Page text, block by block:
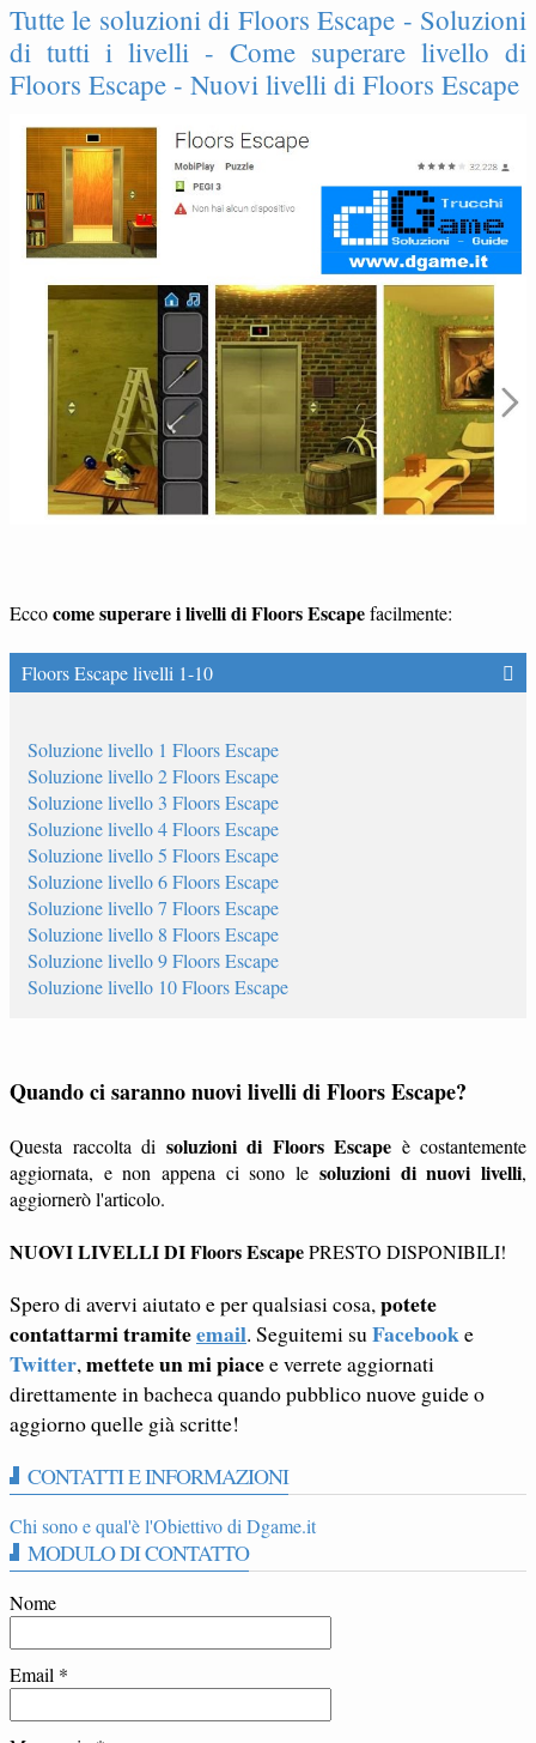
Tutte le soluzioni di Floors Escape - Soluzioni
di tutti i livelli - Come superare livello di
Floors Escape - Nuovi livelli di Floors Escape
Eccocome superare i livelli di Floors Escapefacilmente:
Floors Escape livelli 1-10
Soluzione livello 1 Floors Escape
Soluzione livello 2 Floors Escape
Soluzione livello 3 Floors Escape
Soluzione livello 4 Floors Escape
Soluzione livello 5 Floors Escape
Soluzione livello 6 Floors Escape
Soluzione livello 7 Floors Escape
Soluzione livello 8 Floors Escape
Soluzione livello 9 Floors Escape
Soluzione livello 10 Floors Escape
Quando ci saranno nuovi livelli di Floors Escape?
Questa raccolta di soluzioni di Floors Escape è costantemente
aggiornata, e non appena ci sono le soluzioni di nuovi livelli,
aggiornerò l'articolo.
NUOVI LIVELLI DI Floors EscapePRESTO DISPONIBILI!
Spero di avervi aiutato e per qualsiasi cosa,potete
contattarmi tramiteemail. Seguitemi suFacebooke
Twitter,mettete un mi piacee verrete aggiornati
direttamente in bacheca quando pubblico nuove guide o
aggiorno quelle già scritte!
CONTATTI E INFORMAZIONI
Chi sono e qual'è l'Obiettivo di Dgame.it
MODULO DI CONTATTO
Nome
Email *